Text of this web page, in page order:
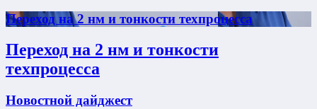
Переход на 2 нм и тонкости техпроцесса
Переход на 2 нм и тонкости
техпроцесса
Новостной дайджест